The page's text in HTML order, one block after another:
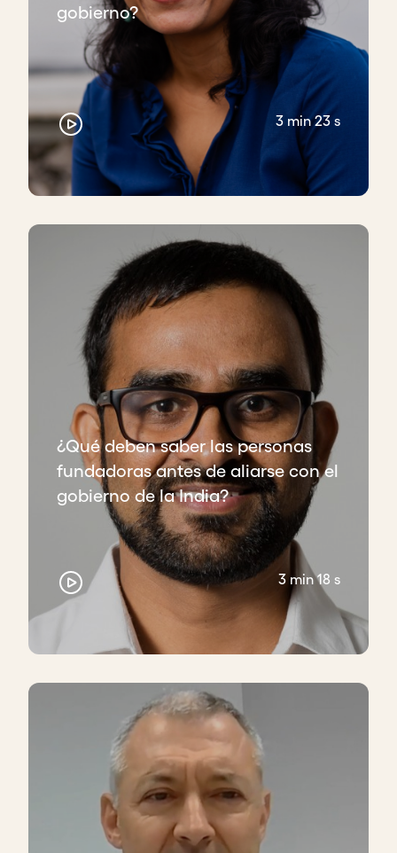
gobierno?
3 min 23 s
¿Qué deben saber las personas
fundadoras antes de aliarse con el
gobierno de la India?
3 min 18 s